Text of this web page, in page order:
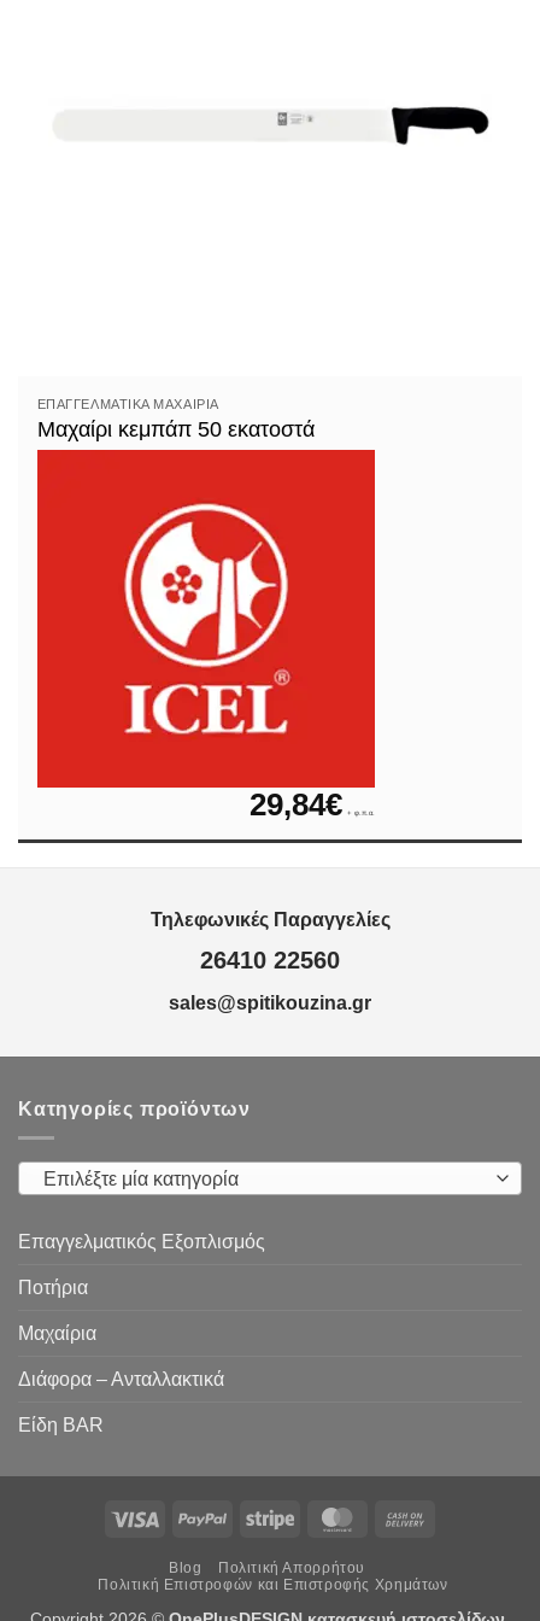
ΕΠΑΓΓΕΛΜΑΤΙΚΆ ΜΑΧΑΊΡΙΑ
Μαχαίρι κεμπάπ 50 εκατοστά
29,84€ + φ.π.α.
Τηλεφωνικές Παραγγελίες
26410 22560
sales@spitikouzina.gr
Κατηγορίες προϊόντων
Επιλέξτε μία κατηγορία
Επαγγελματικός Εξοπλισμός
Ποτήρια
Μαχαίρια
Διάφορα – Ανταλλακτικά
Είδη ΒAR
Visa PayPal Stripe MasterCard
Blog
Πολιτική Απορρήτου
Πολιτική Επιστροφών και Επιστροφής Χρημάτων